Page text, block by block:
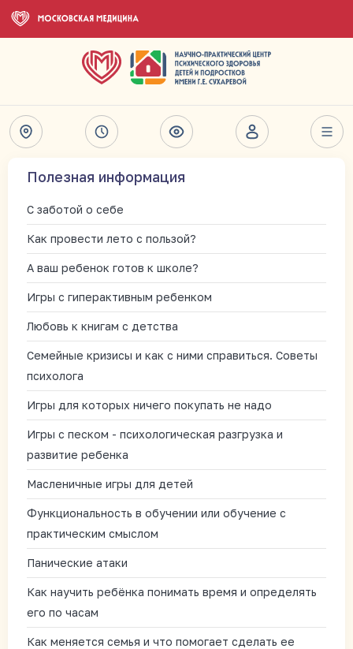
Полезная информация
С заботой о себе
Как провести лето с пользой?
А ваш ребенок готов к школе?
Игры с гиперактивным ребенком
Любовь к книгам с детства
Семейные кризисы и как с ними справиться. Советы
психолога
Игры для которых ничего покупать не надо
Игры с песком - психологическая разгрузка и
развитие ребенка
Масленичные игры для детей
Функциональность в обучении или обучение с
практическим смыслом
Панические атаки
Как научить ребёнка понимать время и определять
его по часам
Как меняется семья и что помогает сделать ее